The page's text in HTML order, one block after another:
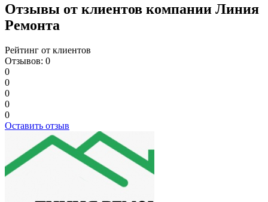
Отзывы от клиентов компании Линия
Ремонта
Рейтинг от клиентов
Отзывов: 0
0
0
0
0
0
Оставить отзыв